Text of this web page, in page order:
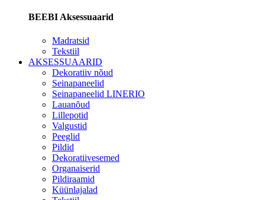
BEEBI Aksessuaarid
Madratsid
Tekstiil
AKSESSUAARID
Dekoratiiv nõud
Seinapaneelid
Seinapaneelid LINERIO
Lauanõud
Lillepotid
Valgustid
Peeglid
Pildid
Dekoratiivesemed
Organaiserid
Pildiraamid
Küünlajalad